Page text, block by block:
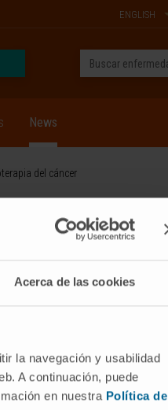
Acerca de las cookies
la navegación y usabilidad
A continuación, puede
en nuestra Política de
ENGLISH
News
del cáncer
/ Pipelines
Training
Training